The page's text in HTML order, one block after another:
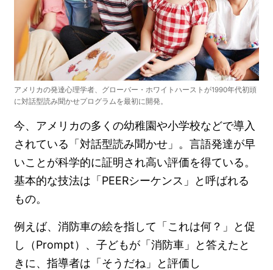
アメリカの発達心理学者、グローバー・ホワイトハーストが1990年代初頭
に対話型読み聞かせプログラムを最初に開発。
今、アメリカの多くの幼稚園や小学校などで導入
されている「対話型読み聞かせ」。言語発達が早
いことが科学的に証明され高い評価を得ている。
基本的な技法は「PEERシーケンス」と呼ばれる
もの。
例えば、消防車の絵を指して「これは何？」と促
し（Prompt）、子どもが「消防車」と答えたと
きに、指導者は「そうだね」と評価し